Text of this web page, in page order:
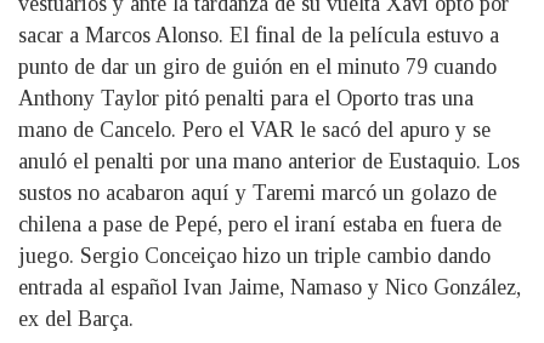
sacar a Marcos Alonso. El final de la película estuvo a
punto de dar un giro de guión en el minuto 79 cuando
Anthony Taylor pitó penalti para el Oporto tras una
mano de Cancelo. Pero el VAR le sacó del apuro y se
anuló el penalti por una mano anterior de Eustaquio. Los
sustos no acabaron aquí y Taremi marcó un golazo de
chilena a pase de Pepé, pero el iraní estaba en fuera de
juego. Sergio Conceiçao hizo un triple cambio dando
entrada al español Ivan Jaime, Namaso y Nico González,
ex del Barça.